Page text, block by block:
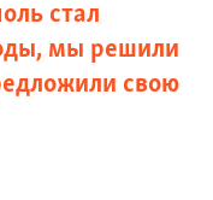
стал
мы решили
свою